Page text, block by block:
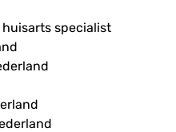
specialist